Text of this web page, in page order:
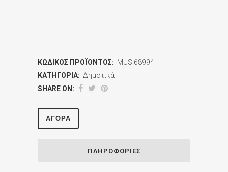
ΚΩΔΙΚΌΣ ΠΡΟΪΌΝΤΟΣ: MUS.68994
ΚΑΤΗΓΟΡΊΑ: Δημοτικά
SHARE ON:
ΑΓΟΡΆ
ΠΛΗΡΟΦΟΡΊΕΣ